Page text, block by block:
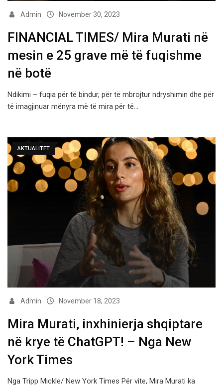
Admin November 30, 2023
FINANCIAL TIMES/ Mira Murati në
mesin e 25 grave më të fuqishme
në botë
Ndikimi – fuqia për të bindur, për të mbrojtur ndryshimin dhe për
të imagjinuar mënyra më të mira për të…
AKTUALITET
Admin November 18, 2023
Mira Murati, inxhinierja shqiptare
në krye të ChatGPT! – Nga New
York Times
Nga Tripp Mickle/ New York Times Për vite, Mira Murati ka